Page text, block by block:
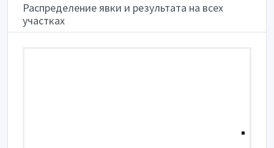
Распределение явки и результата на всех
участках